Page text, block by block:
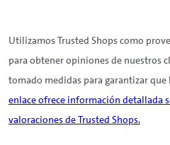
Utilizamos Trusted Shops como
para obtener opiniones de nuestros
tomado medidas para garantizar que
enlace ofrece información detallada
valoraciones de Trusted Shops.